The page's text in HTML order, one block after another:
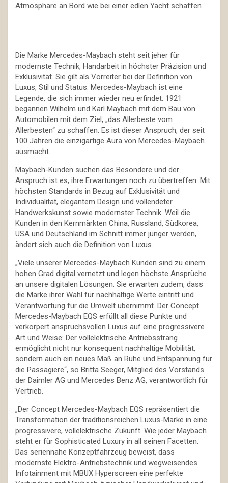
Atmosphäre an Bord wie bei einer edlen Yacht schaffen.
Die Marke Mercedes-Maybach steht seit jeher für
modernste Technik, Handarbeit in höchster Präzision und
Exklusivität. Sie gilt als Vorreiter bei der Definition von
Luxus, Stil und Status. Mercedes-Maybach ist eine
Legende, die sich immer wieder neu erfindet. 1921
begannen Wilhelm und Karl Maybach mit dem Bau von
Automobilen mit dem Ziel, „das Allerbeste vom
Allerbesten“ zu schaffen. Es ist dieser Anspruch, der seit
100 Jahren die einzigartige Aura von Mercedes-Maybach
ausmacht.
Maybach-Kunden suchen das Besondere und der
Anspruch ist es, ihre Erwartungen noch zu übertreffen. Mit
höchsten Standards in Bezug auf Exklusivität und
Individualität, elegantem Design und vollendeter
Handwerkskunst sowie modernster Technik. Weil die
Kunden in den Kernmärkten China, Russland, Südkorea,
USA und Deutschland im Schnitt immer jünger werden,
ändert sich auch die Definition von Luxus.
„Viele unserer Mercedes-Maybach Kunden sind zu einem
hohen Grad digital vernetzt und legen höchste Ansprüche
an unsere digitalen Lösungen. Sie erwarten zudem, dass
die Marke ihrer Wahl für nachhaltige Werte eintritt und
Verantwortung für die Umwelt übernimmt. Der Concept
Mercedes-Maybach EQS erfüllt all diese Punkte und
verkörpert anspruchsvollen Luxus auf eine progressivere
Art und Weise: Der vollelektrische Antriebsstrang
ermöglicht nicht nur konsequent nachhaltige Mobilität,
sondern auch ein neues Maß an Ruhe und Entspannung für
die Passagiere“, so Britta Seeger, Mitglied des Vorstands
der Daimler AG und Mercedes Benz AG, verantwortlich für
Vertrieb.
„Der Concept Mercedes-Maybach EQS repräsentiert die
Transformation der traditionsreichen Luxus-Marke in eine
progressivere, vollelektrische Zukunft. Wie jeder Maybach
steht er für Sophisticated Luxury in all seinen Facetten.
Das seriennahe Konzeptfahrzeug beweist, dass
modernste Elektro-Antriebstechnik und wegweisendes
Infotainment mit MBUX Hyperscreen eine perfekte